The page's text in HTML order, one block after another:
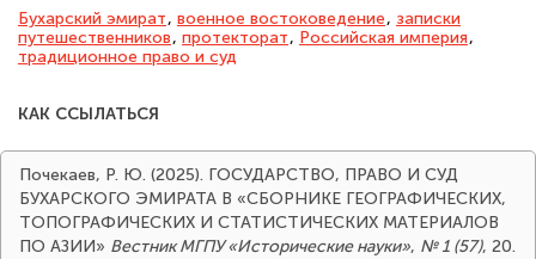
Бухарский эмират, военное востоковедение, записки
путешественников, протекторат, Российская империя,
традиционное право и суд
КАК ССЫЛАТЬСЯ
Почекаев, Р. Ю. (2025). ГОСУДАРСТВО, ПРАВО И СУД
БУХАРСКОГО ЭМИРАТА В «СБОРНИКЕ ГЕОГРАФИЧЕСКИХ,
ТОПОГРАФИЧЕСКИХ И СТАТИСТИЧЕСКИХ МАТЕРИАЛОВ
ПО АЗИИ» Вестник МГПУ «Исторические науки», № 1 (57), 20.